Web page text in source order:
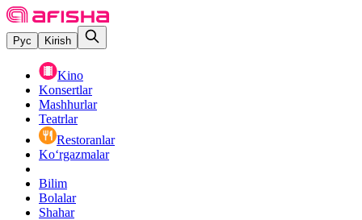
Рус Kirish
Kino
Konsertlar
Mashhurlar
Teatrlar
Restoranlar
Ko‘rgazmalar
Bilim
Bolalar
Shahar